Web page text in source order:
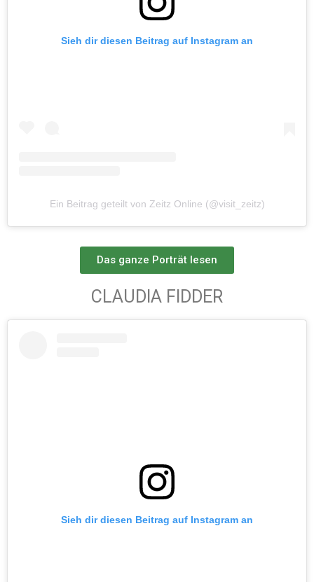
Sieh dir diesen Beitrag auf Instagram an
Ein Beitrag geteilt von Zeitz Online (@visit_zeitz)
Das ganze Porträt lesen
CLAUDIA FIDDER
Sieh dir diesen Beitrag auf Instagram an